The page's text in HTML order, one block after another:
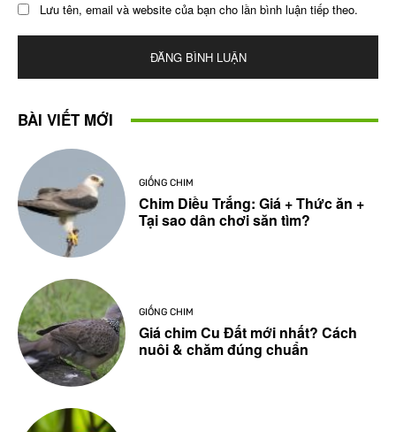
Lưu tên, email và website của bạn cho lần bình luận tiếp theo.
BÀI VIẾT MỚI
GIỐNG CHIM
Chim Diều Trắng: Giá + Thức ăn +
Tại sao dân chơi săn tìm?
GIỐNG CHIM
Giá chim Cu Đất mới nhất? Cách
nuôi & chăm đúng chuẩn